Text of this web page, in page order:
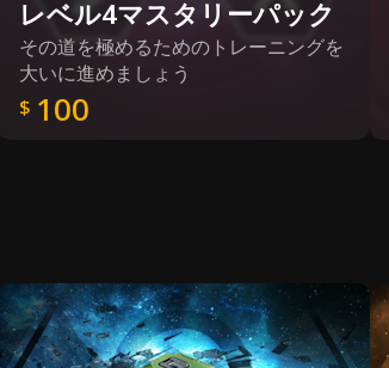
レベル4マスタリーパック
その道を極めるためのトレーニングを
大いに進めましょう
$ 100